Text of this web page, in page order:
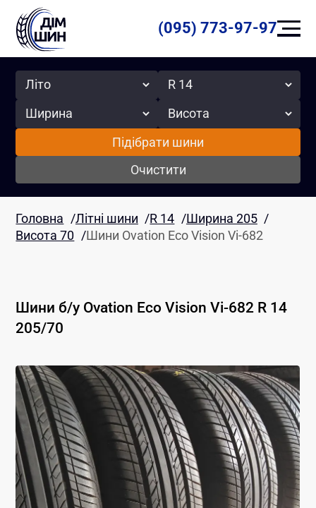
(095) 773-97-97
Сезон Радіус
Ширина Висота
Підібрати шини
Очистити
Головна /Літні шини /R 14 /Ширина 205 /
Висота 70 /Шини Ovation Eco Vision Vi-682
Шини б/у Ovation Eco Vision Vi-682 R 14
205/70